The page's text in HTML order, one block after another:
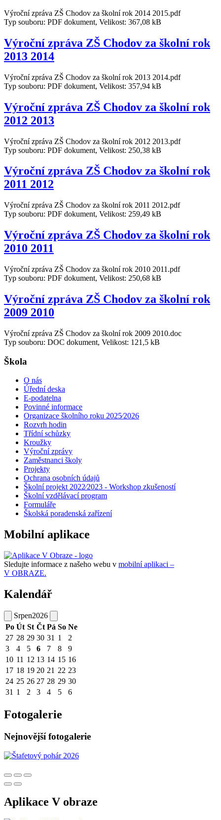
Výroční zpráva ZŠ Chodov za školní rok 2014 2015.pdf
Typ souboru: PDF dokument, Velikost: 367,08 kB
Výroční zpráva ZŠ Chodov za školní rok
2013 2014
Výroční zpráva ZŠ Chodov za školní rok 2013 2014.pdf
Typ souboru: PDF dokument, Velikost: 357,94 kB
Výroční zpráva ZŠ Chodov za školní rok
2012 2013
Výroční zpráva ZŠ Chodov za školní rok 2012 2013.pdf
Typ souboru: PDF dokument, Velikost: 250,38 kB
Výroční zpráva ZŠ Chodov za školní rok
2011 2012
Výroční zpráva ZŠ Chodov za školní rok 2011 2012.pdf
Typ souboru: PDF dokument, Velikost: 259,49 kB
Výroční zpráva ZŠ Chodov za školní rok
2010 2011
Výroční zpráva ZŠ Chodov za školní rok 2010 2011.pdf
Typ souboru: PDF dokument, Velikost: 250,68 kB
Výroční zpráva ZŠ Chodov za školní rok
2009 2010
Výroční zpráva ZŠ Chodov za školní rok 2009 2010.doc
Typ souboru: DOC dokument, Velikost: 121,5 kB
Škola
O nás
Úřední deska
E-podatelna
Povinné informace
Organizace školního roku 2025⁄2026
Rozvrh hodin
Třídní schůzky
Kroužky
Výroční zprávy
Zaměstnanci školy
Projekty
Ochrana osobních údajů
Školní projekt 2022⁄2023 - Workshop zkušeností
Školní vzdělávací program
Formuláře
Školská poradenská zařízení
Mobilní aplikace
Sledujte informace z našeho webu v mobilní aplikaci –
V OBRAZE.
Kalendář
Srpen2026
Po Út St Čt Pá So Ne
27 28 29 30 31 1
2
3
4 5 6 7 8
9
10 11 12 13 14 15 16
17 18 19 20 21 22 23
24 25 26 27 28 29 30
31 1 2 3 4 5 6
Fotogalerie
Nejnovější fotogalerie
Aplikace V obraze